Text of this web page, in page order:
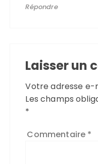
Répondre
Laisser un
Votre adresse e-
Les champs
*
Commentaire *